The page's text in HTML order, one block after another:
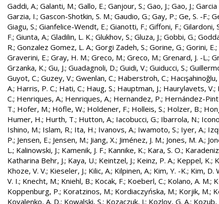
Gaddi, A.; Galanti, M.; Gallo, E.; Ganjour, S.; Gao, J.; Gao, J.; Garcia
Garzia, I.; Gascon-Shotkin, S. M.; Gaudio, G.; Gay, P.; Ge, S. -F.;
Giagu, S.; Gianfelice-Wendt, E.; Gianotti, F.; Giffoni, F.; Gilardoni,
F.; Giunta, A.; Gladilin, L. K.; Glukhov, S.; Gluza, J.; Gobbi, G.;
R.; Gonzalez Gomez, L. A.; Gorgi Zadeh, S.; Gorine, G.; Gorini, E.;
Graverini, E.; Gray, H. M.; Greco, M.; Greco, M.; Grenard, J. -L.;
Grzanka, K.; Gu, J.; Guadagnoli, D.; Guidi, V.; Guiducci, S.;
Guyot, C.; Guzey, V.; Gwenlan, C.; Haberstroh, C.;
A.; Harris, P. C.; Hati, C.; Haug, S.; Hauptman, J.; Haurylavets, V.;
C.; Henriques, A.; Henriques, A.; Hernandez, P.; Hernández-
T.; Hofer, M.; Höfle, W.; Holdener, F.; Holleis, S.; Holzer, B.;
Humer, H.; Hurth, T.; Hutton, A.; Iacobucci, G.; Ibarrola, N.;
Ishino, M.; Islam, R.; Ita, H.; Ivanovs, A.; Iwamoto, S.; Iyer, A.;
P.; Jensen, E.; Jensen, M.; Jiang, X.; Jiménez, J. M.; Jones, M. A.;
L.; Kalinowski, J.; Kamenik, J. F.; Kannike, K.; Kara, S. O.;
Katharina Behr, J.; Kaya, U.; Keintzel, J.; Keinz, P. A.; Keppel, K.;
Khoze, V. V.; Kieseler, J.; Kilic, A.; Kilpinen, A.; Kim, Y. -K.; Kim, D.
V. I.; Knecht, M.; Kniehl, B.; Kocak, F.; Koeberl, C.; Kolano, A. M.;
Koppenburg, P.; Koratzinos, M.; Kordiaczyńska, M.; Korjik, M.;
Kovalenko, A. D.; Kowalski, S.; Kozaczuk, J.; Kozlov, G. A.; Kozub,